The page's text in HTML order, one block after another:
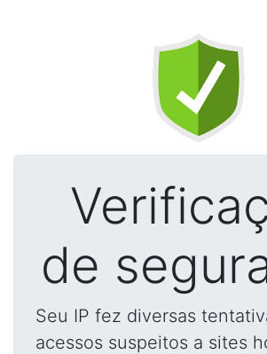
de
Seu IP fez diversas
acessos suspeitos a sites